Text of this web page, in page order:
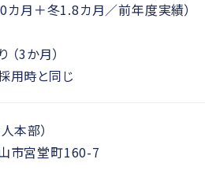
カ月＋冬1.8カ月／前年度実績）
3か月）
用時と同じ
本部）
市宮堂町160-7